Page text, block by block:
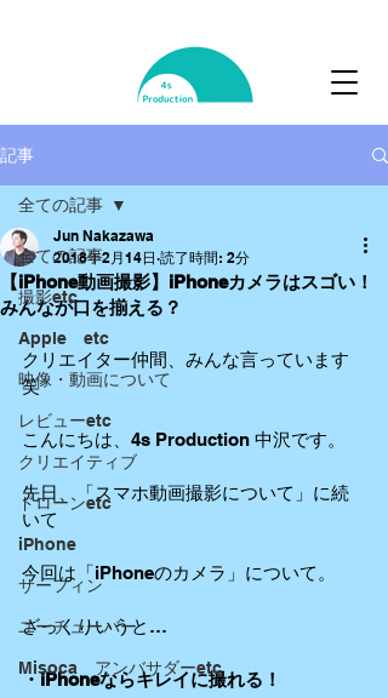
記事
全ての記事
撮影etc
Apple etc
映像・動画について
レビューetc
クリエイティブ
ドローンetc
iPhone
サーフィン
ユーチューバー
Misoca アンバサダーetc
全ての記事
【iPhone動画撮影】iPhoneカメラはスゴい！
みんなが口を揃える？
Jun Nakazawa
2018年2月14日 読了時間: 2分
クリエイター仲間、みんな言っています
笑
こんにちは、4s Production 中沢です。
先日、「スマホ動画撮影について」に続
いて
今回は「iPhoneのカメラ」について。
ざっくりいうと…
・iPhoneならキレイに撮れる！